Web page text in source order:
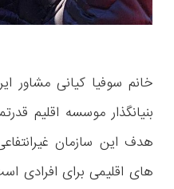
خانم سوفیا کیانی مشاور
هدف این سازمان
های اقلیمی برای افرادی